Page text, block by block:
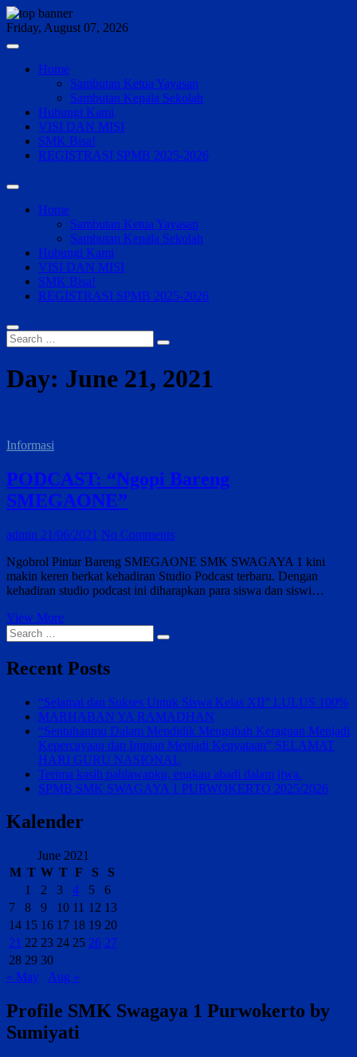
Skip
to
content
Friday, August 07, 2026
Home
Sambutan Ketua Yayasan
Sambutan Kepala Sekolah
Hubungi Kami
VISI DAN MISI
SMK Bisa!
REGISTRASI SPMB 2025-2026
Home
Sambutan Ketua Yayasan
Sambutan Kepala Sekolah
Hubungi Kami
VISI DAN MISI
SMK Bisa!
REGISTRASI SPMB 2025-2026
Search
…
Day: June 21, 2021
Informasi
PODCAST: “Ngopi Bareng
SMEGAONE”
admin 21/06/2021 No Comments
Ngobrol Pintar Bareng SMEGAONE SMK SWAGAYA 1 kini
makin keren berkat kehadiran Studio Podcast terbaru. Dengan
kehadiran studio podcast ini diharapkan para siswa dan siswi…
View MorePODCAST:
Bareng
SMEGAONE”
Search
…
Recent Posts
“Selamat dan Sukses Untuk Siswa Kelas XII” LULUS 100%
MARHABAN YA RAMADHAN
“Sentuhanmu Dalam Mendidik Mengubah Keraguan Menjadi
Kepercayaan dan Impian Menjadi Kenyataan” SELAMAT
HARI GURU NASIONAL
Terima kasih pahlawanku, engkau abadi dalam jiwa.
SPMB SMK SWAGAYA 1 PURWOKERTO 2025/2026
Kalender
June 2021
M T W T F S
S
1
2 3 4 5
6
7
8 9 10 11 12 13
14 15 16 17 18 19 20
21 22 23 24 25 26 27
28 29 30
« May
Aug »
Profile SMK Swagaya 1 Purwokerto by
Sumiyati